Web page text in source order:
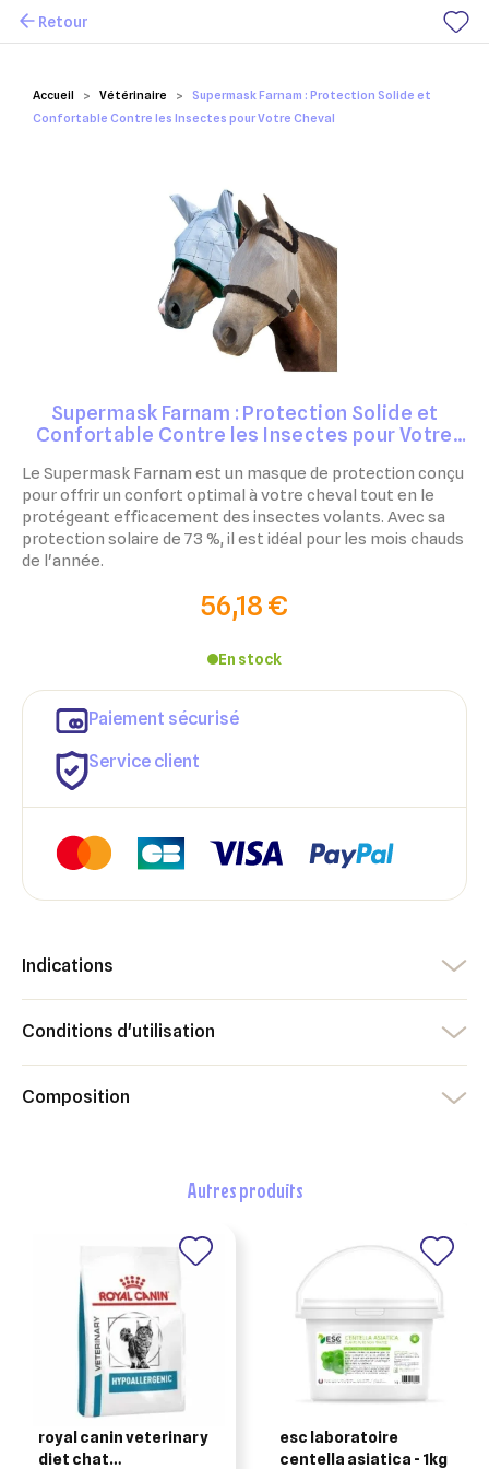
Mes favoris
Accueil Vétérinaire
Supermask Farnam : Protection Solide et
Confortable Contre les Insectes pour Votre Cheval
Retour
Supermask Farnam : Protection Solide et
Confortable Contre les Insectes pour Votre
Le Supermask Farnam est un masque de protection conçu
pour offrir un confort optimal à votre cheval tout en le
protégeant efficacement des insectes volants. Avec sa
protection solaire de 73 %, il est idéal pour les mois chauds
de l'année.
56,18 €
En stock
Paiement sécurisé
Service client
Indications
Conditions d'utilisation
Composition
autres produits
royal canin veterinary
diet chat
esc laboratoire
centella asiatica - 1kg
Créer une liste d'envies
Annuler Créer une liste d'envies
Connexion
liste d'envies.
Annuler Connexion